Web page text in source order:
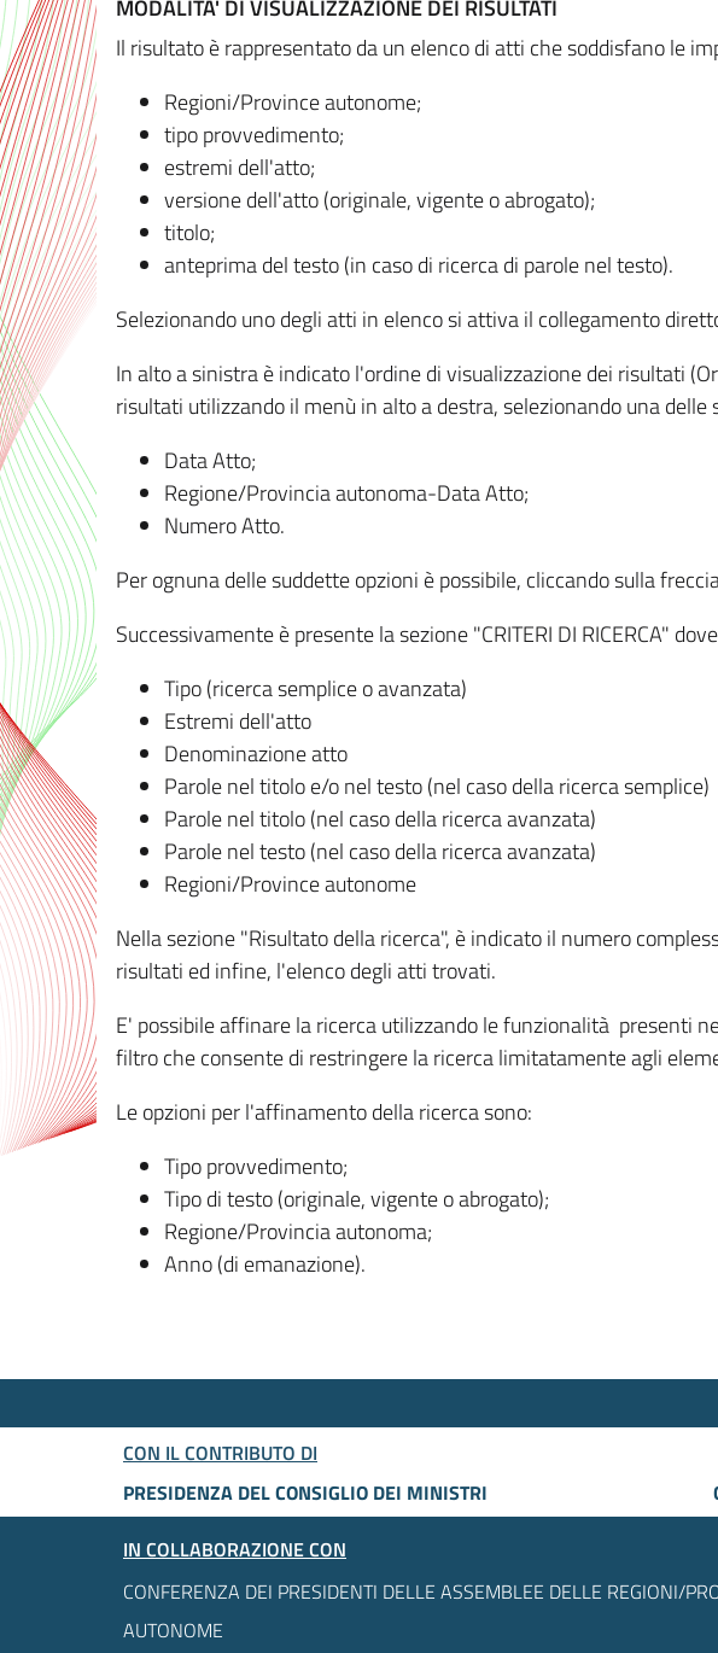
MODALITA' DI VISUALIZZAZIONE DEI RISULTATI
Il risultato è rappresentato da un elenco di atti che soddisfano le
Regioni/Province autonome;
tipo provvedimento;
estremi dell'atto;
versione dell'atto (originale, vigente o abrogato);
titolo;
anteprima del testo (in caso di ricerca di parole nel testo).
Selezionando uno degli atti in elenco si attiva il collegamento
In alto a sinistra è indicato l'ordine di visualizzazione dei risultati
risultati utilizzando il menù in alto a destra, selezionando una delle
Data Atto;
Regione/Provincia autonoma-Data Atto;
Numero Atto.
Per ognuna delle suddette opzioni è possibile, cliccando sulla
Successivamente è presente la sezione "CRITERI DI RICERCA"
Tipo (ricerca semplice o avanzata)
Estremi dell'atto
Denominazione atto
Parole nel titolo e/o nel testo (nel caso della ricerca semplice)
Parole nel titolo (nel caso della ricerca avanzata)
Parole nel testo (nel caso della ricerca avanzata)
Regioni/Province autonome
Nella sezione "Risultato della ricerca", è indicato il numero
risultati ed infine, l'elenco degli atti trovati.
E' possibile affinare la ricerca utilizzando le funzionalità presenti
filtro che consente di restringere la ricerca limitatamente agli
Le opzioni per l'affinamento della ricerca sono:
Tipo provvedimento;
Tipo di testo (originale, vigente o abrogato);
Regione/Provincia autonoma;
Anno (di emanazione).
CON IL CONTRIBUTO DI
PRESIDENZA DEL CONSIGLIO DEI MINISTRI
IN COLLABORAZIONE CON
CONFERENZA DEI PRESIDENTI DELLE ASSEMBLEE DELLE REGIONI/
AUTONOME